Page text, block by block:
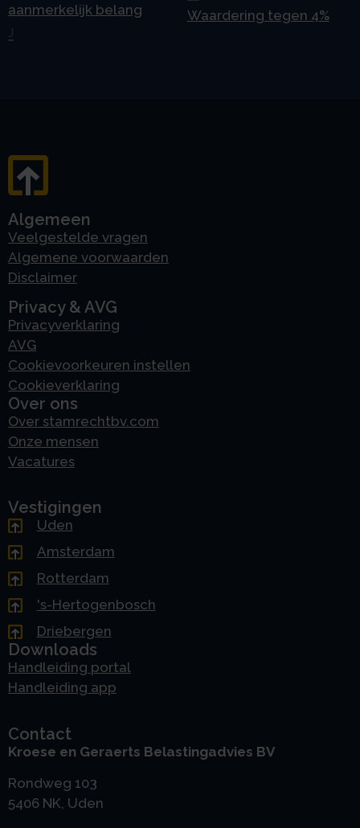
aanmerkelijk belang
Waardering tegen 4%
Algemeen
Veelgestelde vragen
Algemene voorwaarden
Disclaimer
Privacy & AVG
Privacyverklaring
AVG
Cookievoorkeuren instellen
Cookieverklaring
Over ons
Over stamrechtbv.com
Onze mensen
Vacatures
Vestigingen
Uden
Amsterdam
Rotterdam
's-Hertogenbosch
Driebergen
Downloads
Handleiding portal
Handleiding app
Contact
Kroese en Geraerts Belastingadvies BV
Rondweg 103
5406 NK, Uden